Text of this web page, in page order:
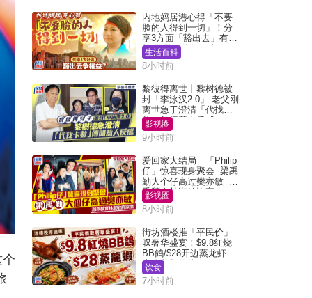
内地妈居港心得「不要
脸的人得到一切」！分
享3方面「豁出去」有著
数 网民：你好厉害
生活百科
8小时前
黎彼得离世丨黎树德被
封「李泳汉2.0」 老父刚
离世急于澄清「代找卡
数」传闻惹人反感
影视圈
9小时前
爱回家大结局｜「Philip
仔」惊喜现身聚会 梁禹
勤大个仔高过樊亦敏 超
乖黐实林淑敏许家杰
影视圈
8小时前
街坊酒楼推「平民价」
叹奢华盛宴！$9.8红烧
BB鸽/$28开边蒸龙虾 3
大晚餐超值优惠
饮食
7小时前